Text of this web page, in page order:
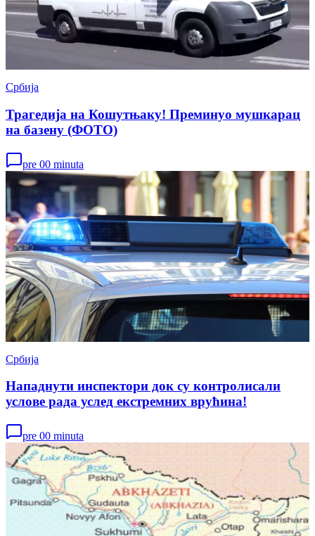
Србија
Трагедија на Кошутњаку! Преминуо мушкарац
на базену (ФОТО)
pre 00 minuta
Србија
Нападнути инспектори док су контролисали
услове рада услед екстремних врућина!
pre 00 minuta